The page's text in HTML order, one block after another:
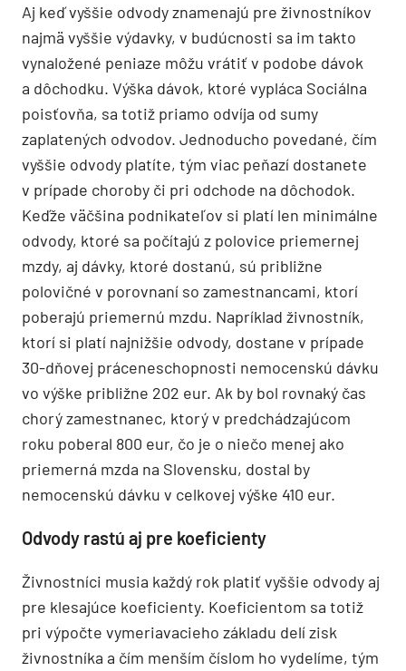
Aj keď vyššie odvody znamenajú pre živnostníkov
najmä vyššie výdavky, v budúcnosti sa im takto
vynaložené peniaze môžu vrátiť v podobe dávok
a dôchodku. Výška dávok, ktoré vypláca Sociálna
poisťovňa, sa totiž priamo odvíja od sumy
zaplatených odvodov. Jednoducho povedané, čím
vyššie odvody platíte, tým viac peňazí dostanete
v prípade choroby či pri odchode na dôchodok.
Keďže väčšina podnikateľov si platí len minimálne
odvody, ktoré sa počítajú z polovice priemernej
mzdy, aj dávky, ktoré dostanú, sú približne
polovičné v porovnaní so zamestnancami, ktorí
poberajú priemernú mzdu. Napríklad živnostník,
ktorí si platí najnižšie odvody, dostane v prípade
30-dňovej práceneschopnosti nemocenskú dávku
vo výške približne 202 eur. Ak by bol rovnaký čas
chorý zamestnanec, ktorý v predchádzajúcom
roku poberal 800 eur, čo je o niečo menej ako
priemerná mzda na Slovensku, dostal by
nemocenskú dávku v celkovej výške 410 eur.
Odvody rastú aj pre koeficienty
Živnostníci musia každý rok platiť vyššie odvody aj
pre klesajúce koeficienty. Koeficientom sa totiž
pri výpočte vymeriavacieho základu delí zisk
živnostníka a čím menším číslom ho vydelíme, tým